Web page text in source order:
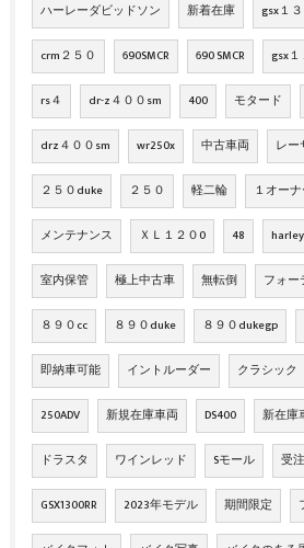
ハーレーダビッドソン 新着在庫 gsx１
crm２５０ 690SMCR 690 SMCR gsx１
rs４ dr-z４００sm 400 モタード
drz４００sm wr250x 中古車両 レー
２５０duke ２５０ 軽二輪 １オー
メンテナンス ＸＬ１２０0 48 harley
室内保管 極上中古車 無転倒 フォー
８９０cc ８９０duke ８９０dukegp
即納車可能 イントルーダー クラシック
250ADV 新規在庫車両 DS400 新在庫
ドラスタ ワインレッド Sモール 受
GSX1300RR 2023年モデル 期間限定